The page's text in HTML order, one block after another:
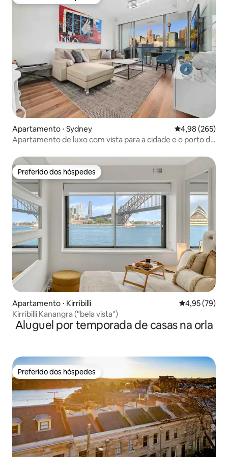
Apartamento ⋅ Sydney 4,98 de uma
4,98 (265)
Apartamento de luxo com vista para a cidade e o porto de
Preferido dos hóspedes
Preferido dos hóspedes
Apartamento ⋅ Kirribilli 4,95 de uma
4,95 (79)
Kirribilli Kanangra ("bela vista")
Aluguel por temporada de casas na orla
Preferido dos hóspedes
Preferido dos hóspedes